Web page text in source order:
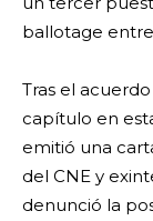
ballotage entre
Tras el
capítulo en
emitió una
del CNE y
denunció la